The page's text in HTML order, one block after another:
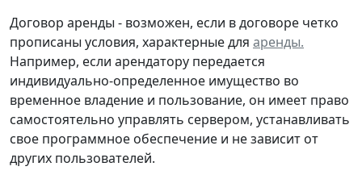
Договор аренды - возможен, если в договоре четко
прописаны условия, характерные для аренды.
Например, если арендатору передается
индивидуально-определенное имущество во
временное владение и пользование, он имеет право
самостоятельно управлять сервером, устанавливать
свое программное обеспечение и не зависит от
других пользователей.